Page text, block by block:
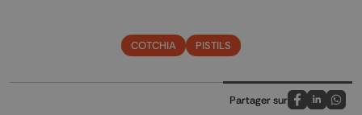
COTCHIA PISTILS
Partager sur
Partagez sur
Partagez